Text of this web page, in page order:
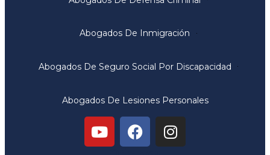
Abogados De Inmigración
Abogados De Seguro Social Por Discapacidad
Abogados De Lesiones Personales